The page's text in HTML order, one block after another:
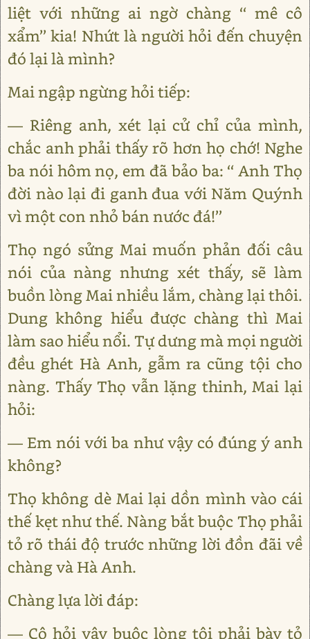
liệt với những ai ngờ chàng ‘‘ mê cô
xẩm’’ kia! Nhứt là người hỏi đến chuyện
đó lại là mình?
Mai ngập ngừng hỏi tiếp:
— Riêng anh, xét lại cử chỉ của mình,
chắc anh phải thấy rõ hơn họ chớ! Nghe
ba nói hôm nọ, em đã bảo ba: ‘‘ Anh Thọ
đời nào lại đi ganh đua với Năm Quýnh
vì một con nhỏ bán nước đá!’’
Thọ ngó sửng Mai muốn phản đối câu
nói của nàng nhưng xét thấy, sẽ làm
buồn lòng Mai nhiều lắm, chàng lại thôi.
Dung không hiểu được chàng thì Mai
làm sao hiểu nổi. Tự dưng mà mọi người
đều ghét Hà Anh, gẫm ra cũng tội cho
nàng. Thấy Thọ vẫn lặng thinh, Mai lại
hỏi:
— Em nói với ba như vậy có đúng ý anh
không?
Thọ không dè Mai lại dồn mình vào cái
thế kẹt như thế. Nàng bắt buộc Thọ phải
tỏ rõ thái độ trước những lời đồn đãi về
chàng và Hà Anh.
Chàng lựa lời đáp:
— Cô hỏi vậy buộc lòng tôi phải bày tỏ